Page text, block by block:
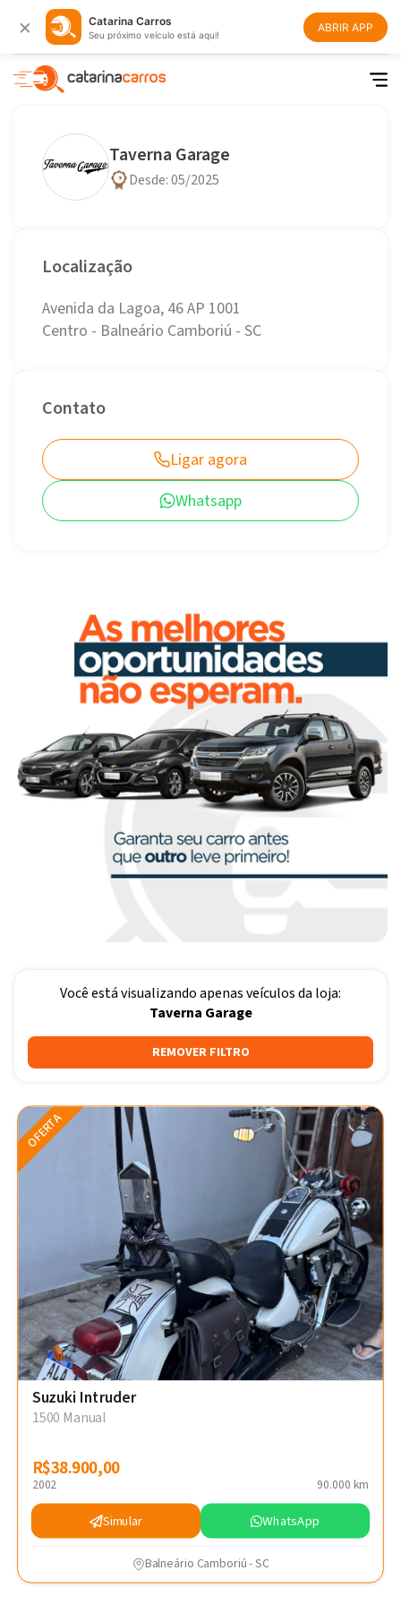
× Catarina Carros
Seu próximo veículo está aqui!
ABRIR APP
Taverna Garage
Desde: 05/2025
Localização
Avenida da Lagoa, 46 AP 1001
Centro - Balneário Camboriú - SC
Contato
Ligar agora
Whatsapp
Você está visualizando apenas veículos da loja:
Taverna Garage
REMOVER FILTRO
OFERTA
Suzuki Intruder
1500 Manual
R$38.900,00
R$38.900,00
2002 90.000 km
Simular WhatsApp
Balneário Camboriú - SC